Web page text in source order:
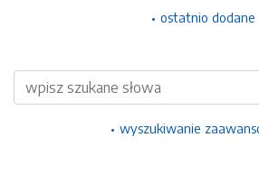
ostatnio dodane
Wyszukiwarka
wyszukiwanie